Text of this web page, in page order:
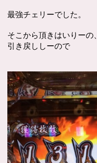
最強チェリーでした。
そこから頂きはいりーの、
引き戻ししーので